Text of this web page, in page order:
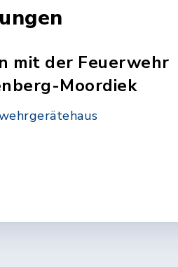
mit der Feuerwehr
Moordiek